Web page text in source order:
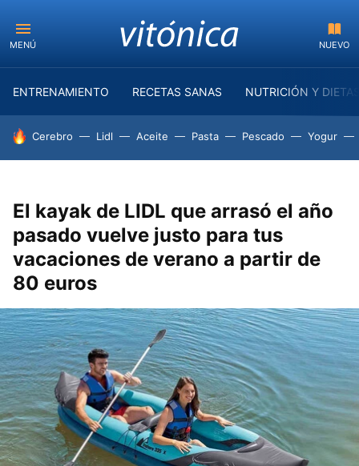
MENÚ NUEVO
ENTRENAMIENTO RECETAS SANAS NUTRICIÓN Y
HOY SE HABLA DE
Cerebro Lidl Aceite Pasta Pescado Yogur
El kayak de LIDL que arrasó el año
pasado vuelve justo para tus
vacaciones de verano a partir de
80 euros